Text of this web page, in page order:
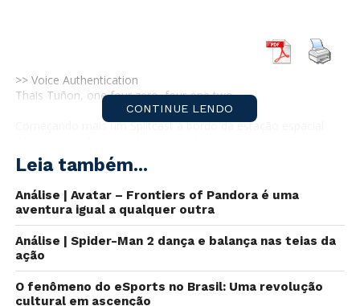
>> Voice Authentication
Thais Tuñon, one four zero, four one two.
Começando mais um Splitcast à bordo da estação espacial
4: Daniel, Ariel, Thais e Gusta. Aproveitando o tempo ocioso à
deriva no espaço, decidiram gravar sobre o que andaram
jogando nos últimos 15 dias.
Nessa semana nossos tripulantes tiveram experiências bem
diferentes, uns pilotaram uma Ferrari usando um boné estiloso
nas quatro estações do ano, outros avançaram 100 anos no
tempo pra salvar o mundo ou voltaram 2 minutos no tempo
para salvar o mundo.
CONTINUE LENDO
Leia também...
Análise | Avatar – Frontiers of Pandora é uma
aventura igual a qualquer outra
Análise | Spider-Man 2 dança e balança nas teias da
ação
O fenômeno do eSports no Brasil: Uma revolução
cultural em ascenção